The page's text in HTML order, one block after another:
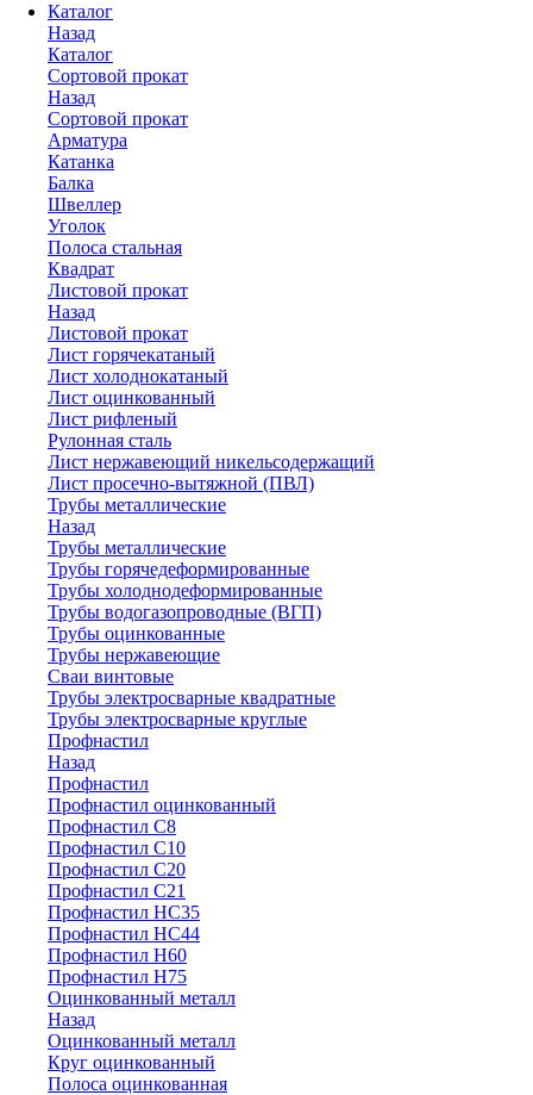
Каталог
Назад
Каталог
Сортовой прокат
Назад
Сортовой прокат
Арматура
Катанка
Балка
Швеллер
Уголок
Полоса стальная
Квадрат
Листовой прокат
Назад
Листовой прокат
Лист горячекатаный
Лист холоднокатаный
Лист оцинкованный
Лист рифленый
Рулонная сталь
Лист нержавеющий никельсодержащий
Лист просечно-вытяжной (ПВЛ)
Трубы металлические
Назад
Трубы металлические
Трубы горячедеформированные
Трубы холоднодеформированные
Трубы водогазопроводные (ВГП)
Трубы оцинкованные
Трубы нержавеющие
Сваи винтовые
Трубы электросварные квадратные
Трубы электросварные круглые
Профнастил
Назад
Профнастил
Профнастил оцинкованный
Профнастил С8
Профнастил С10
Профнастил С20
Профнастил С21
Профнастил НС35
Профнастил НС44
Профнастил Н60
Профнастил Н75
Оцинкованный металл
Назад
Оцинкованный металл
Круг оцинкованный
Полоса оцинкованная